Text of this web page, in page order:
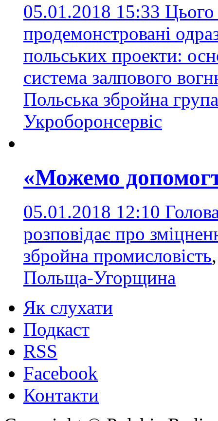
05.01.2018 15:33 Цього
продемонстровані
польських проекти:
система залпового
Польська збройна група
Укроборонсервіс
«Можемо
05.01.2018 12:10
розповідає про
збройна промисловість
Польща-Угорщина
Як слухати
Подкаст
RSS
Facebook
Контакти